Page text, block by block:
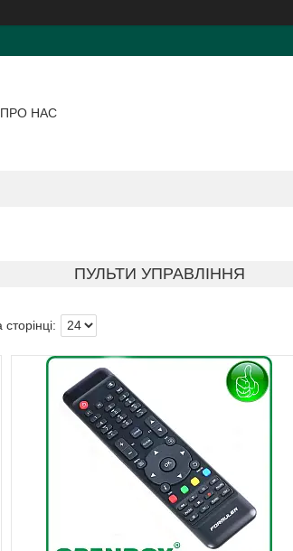
ПРО НАС
ПУЛЬТИ УПРАВЛІННЯ